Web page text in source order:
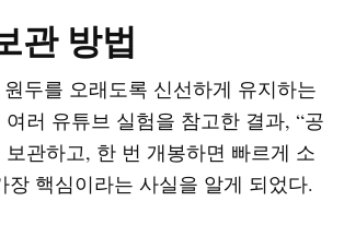
관 방법
원두를 오래도록 신선하게 유지하는
러 유튜브 실험을 참고한 결과, “공
관하고, 한 번 개봉하면 빠르게 소
장 핵심이라는 사실을 알게 되었다.